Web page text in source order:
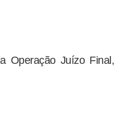
Operação Juízo Final,